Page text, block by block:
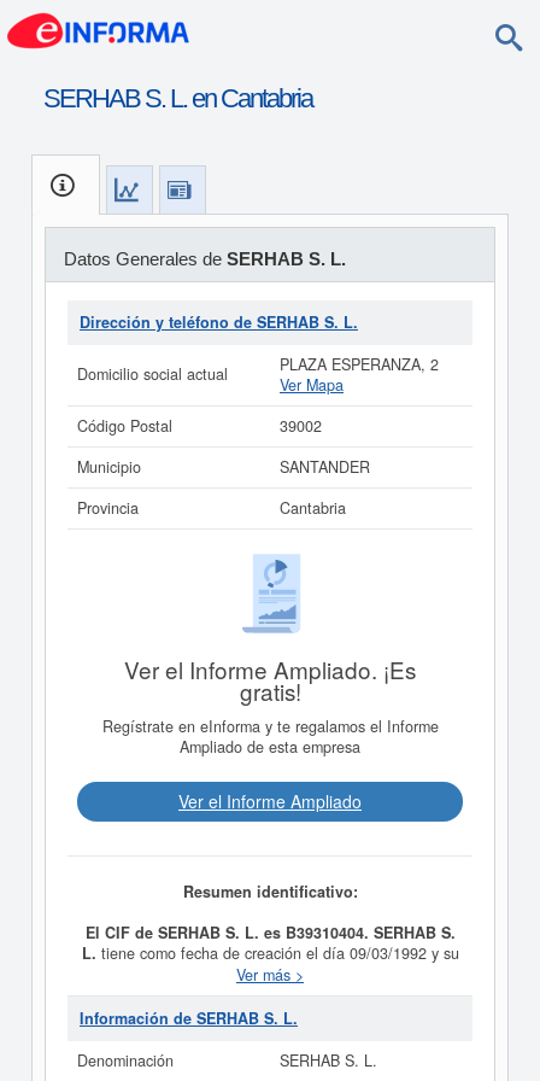
SERHAB S. L. en Cantabria
Datos Generales de SERHAB S. L.
Dirección y teléfono de SERHAB S. L.
Domicilio social actual
PLAZA ESPERANZA, 2
Ver Mapa
Código Postal
39002
Municipio
SANTANDER
Provincia
Cantabria
Ver el Informe Ampliado. ¡Es
gratis!
Regístrate en eInforma y te regalamos el Informe
Ampliado de esta empresa
Ver el Informe Ampliado
Resumen identificativo:
El CIF de SERHAB S. L. es B39310404. SERHAB S.
L. tiene como fecha de creación el día 09/03/1992 y su
meta es PRESTACION DE SERVICIOS DE ESTUDIOS
Y ANALISIS DE PROCESOS, PARA SU TRATAMIENTO
INFORMATICO Y OTROS SERVICIOS
MECANIZACION.. Se clasifica dentro de la categoría
Ver más >
Información de SERHAB S. L.
Denominación
SERHAB S. L.